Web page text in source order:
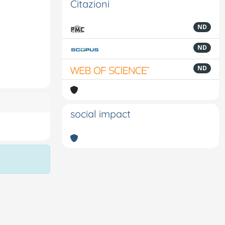
Citazioni
ND
ND
ND
social impact